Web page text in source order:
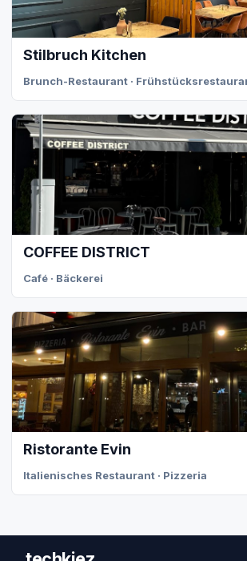
Stilbruch Kitchen
Brunch-Restaurant ·
COFFEE DISTRICT
Café · Bäckerei
Ristorante Evin
Italienisches Restaurant · Pizzeria